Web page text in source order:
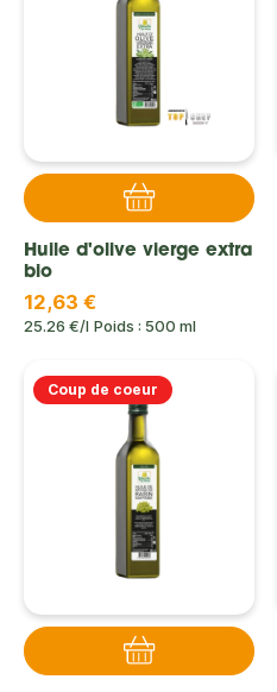
Huile d'olive vierge extra
bio
12,63 €
25.26 €/l Poids : 500 ml
Coup de coeur